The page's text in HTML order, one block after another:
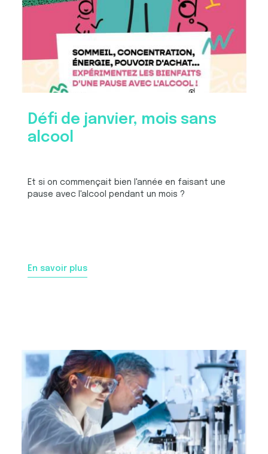
Défi de janvier, mois sans
alcool
Et si on commençait bien l'année en faisant une
pause avec l'alcool pendant un mois ?
En savoir plus